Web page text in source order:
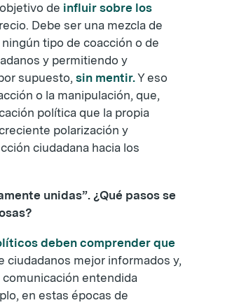
de influir sobre los
Debe ser una mezcla de
tipo de coacción o de
y permitiendo y
supuesto, sin mentir.Y eso
o la manipulación, que,
política que la propia
polarización y
ciudadana hacia los
unidas”. ¿Qué pasos se
deben comprender que
ciudadanos mejor informados y,
comunicación entendida
en estas épocas de